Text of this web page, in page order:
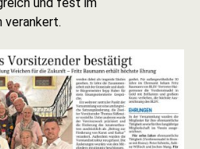
Leben verankert.